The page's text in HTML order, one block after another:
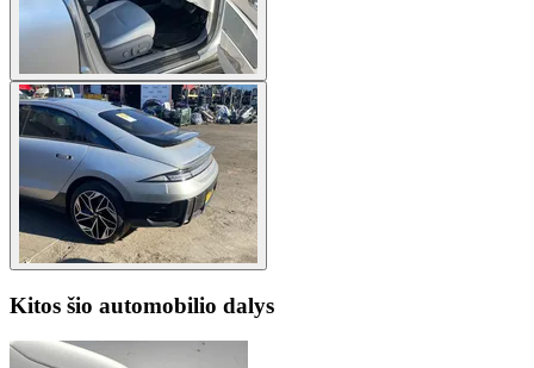
Kitos šio automobilio dalys